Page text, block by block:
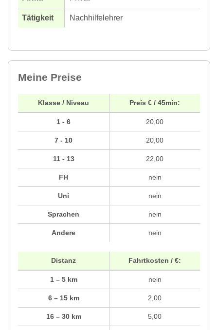
Nachhilfelehrer
Meine Preise
Klasse / Niveau
1 - 6
7 - 10
11 - 13
FH
Uni
Sprachen
Andere
Preis € / 45min:
20,00
20,00
22,00
nein
nein
nein
nein
Distanz
1 – 5 km
6 – 15 km
16 – 30 km
Fahrtkosten / €:
nein
2,00
5,00